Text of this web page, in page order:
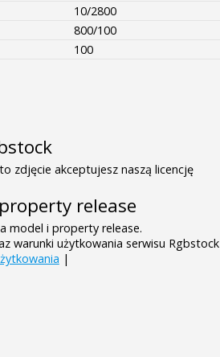
10/2800
800/100
100
zdjęcie akceptujesz naszą licencję
release
model i property release.
warunki użytkowania serwisu Rgbstock
|